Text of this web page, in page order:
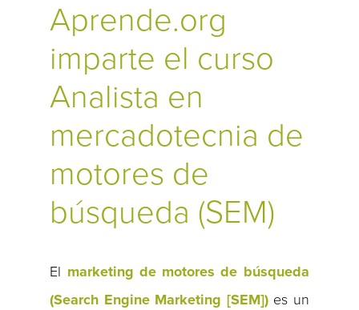
Aprende.org
imparte el curso
Analista en
mercadotecnia de
motores de
búsqueda (SEM)
El marketing de motores de búsqueda
(Search Engine Marketing [SEM])es un